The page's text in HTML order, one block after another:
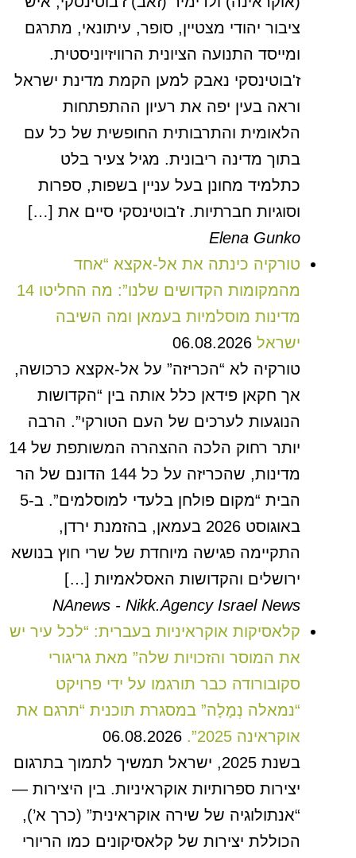
ציבור יהודי מצטיין, סופר, עיתונאי, מתרגם
ומייסד התנועה הציונית הרוויזיוניסטית.
ז'בוטינסקי נאבק למען הקמת מדינת ישראל
וראה בעין יפה את רעיון ההתפתחות
הלאומית והתרבותית החופשית של כל עם
בתוך מדינה ריבונית. מגיל צעיר בלט
כתלמיד מחונן בעל עניין בשפות, ספרות
וסוגיות חברתיות. ז'בוטינסקי סיים את […]
Elena Gunko
טורקיה כינתה את אל-אקצא “אחד
מהמקומות הקדושים שלנו”: מה החליטו 14
מדינות מוסלמיות בעמאן ומה השיבה
ישראל 06.08.2026
טורקיה לא “הכריזה” על אל-אקצא כרכושה,
אך חקאן פידאן כלל אותה בין “הקדושות
הנוגעות לערכים של העם הטורקי”. הרבה
יותר רחוק הלכה ההצהרה המשותפת של 14
מדינות, שהכריזה על כל 144 הדונם של הר
הבית “מקום פולחן בלעדי למוסלמים”. ב-5
באוגוסט 2026 בעמאן, בהזמנת ירדן,
התקיימה פגישה מיוחדת של שרי חוץ בנושא
ירושלים והקדושות האסלאמיות […]
NAnews - Nikk.Agency Israel News
קלאסיקות אוקראיניות בעברית: “לכל עיר יש
את המוסר והזכויות שלה” מאת גריגורי
סקובורודה כבר תורגמו על ידי פרויקט
“נמאלה נְמָלָה” במסגרת תוכנית “תרגם את
אוקראינה 2025”.
06.08.2026
בשנת 2025, ישראל תמשיך לתמוך בתרגום
יצירות ספרותיות אוקראיניות. בין היצירות —
“אנתולוגיה של שירה אוקראינית” (כרך א’),
הכוללת יצירות של קלאסיקונים כמו הריורי